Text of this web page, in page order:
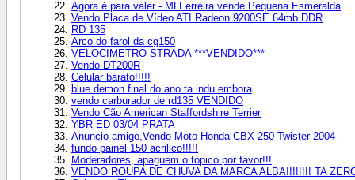
Agora é para valer - MLFerreira vende Pequena Esmeralda
Vendo Placa de Vídeo ATI Radeon 9200SE 64mb DDR
RD 135
Arco do farol da cg150
VELOCIMETRO STRADA ***VENDIDO***
Vendo DT200R
Celular barato!!!!!
blue demon final do ano ta indu embora
vendo carburador de rd135 VENDIDO
Vendo Cão American Staffordshire Terrier
YBR ED 03/04 PRATA
Anuncio amigo,Vendo Moto Honda CBX 250 Twister 2004
fundo painel 150 acrilico!!!!!
Moderadores, apaguem o tópico por favor!!!
VENDO ROUPA DE CHUVA DA MARCA ALBA!!!!!!!! TA